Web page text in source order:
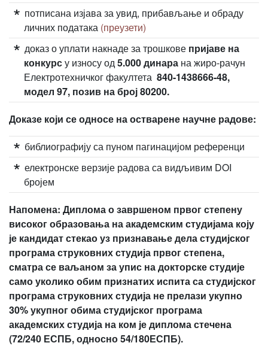
потписана изјава за увид, прибављање и обраду
личних података (преузети)
доказ о уплати накнаде за трошкове пријаве на
конкурсу износу од5.000 динара на жиро-рачун
Електротехничког факултета 840-1438666-48,
модел 97, позив на број 80200.
Доказе који се односе на остварене научне радове:
библиографију са пуном пагинацијом референци
електронске верзије радова са видљивим DOI
бројем
Напомена: Диплома о завршеном првог степену
високог образовања на академским студијама коју
је кандидат стекао уз признавање дела студијског
програма струковних студија првог степена,
сматра се ваљаном за упис на докторске студије
само уколико обим признатих испита са студијског
програма струковних студија не прелази укупно
30% укупног обима студијског програма
академских студија на ком је диплома стечена
(72/240 ЕСПБ, односно 54/180ЕСПБ).